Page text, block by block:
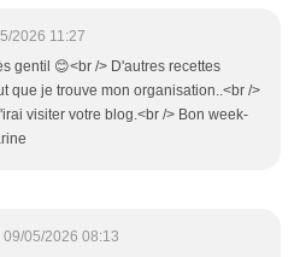
2026 11:27
gentil 😊<br /> D'autres recettes
que je trouve mon organisation..<br />
visiter votre blog.<br /> Bon week-
09/05/2026 08:13